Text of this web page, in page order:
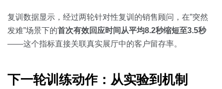
复训数据显示，经过两轮针对性复训的销售顾问，在”突然
发难”场景下的首次有效回应时间从平均8.2秒缩短至3.5秒
——这个指标直接关联真实展厅中的客户留存率。
下一轮训练动作：从实验到机制